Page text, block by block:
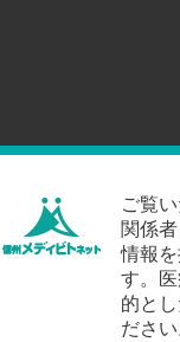
ご覧
関係
情報
す。
的と
ださ